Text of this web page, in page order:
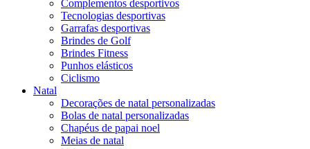
Complementos desportivos
Tecnologias desportivas
Garrafas desportivas
Brindes de Golf
Brindes Fitness
Punhos elásticos
Ciclismo
Natal
Decorações de natal personalizadas
Bolas de natal personalizadas
Chapéus de papai noel
Meias de natal